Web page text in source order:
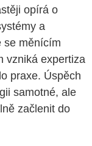
opírá o
a
se měnícím
vzniká expertiza
praxe. Úspěch
samotné, ale
začlenit do